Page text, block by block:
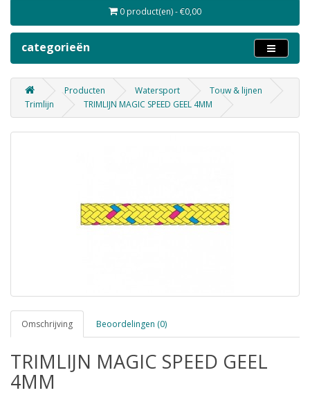
0 product(en) - €0,00
categorieën
Producten Watersport
Touw & lijnen
Trimlijn
TRIMLIJN MAGIC SPEED GEEL 4MM
Omschrijving Beoordelingen (0)
TRIMLIJN MAGIC SPEED GEEL
4MM